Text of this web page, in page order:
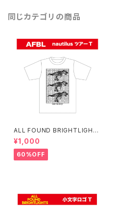
同じカテゴリの商品
ALL FOUND BRIGHTLIGHT
S nautilusツアーT
¥1,000
60%OFF